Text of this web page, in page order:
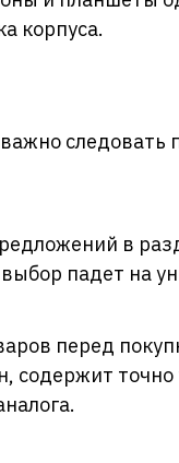
корпуса.
следовать
в
падет на
перед
содержит